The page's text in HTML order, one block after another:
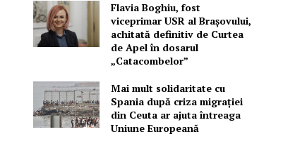
Flavia Boghiu, fost
viceprimar USR al Brașovului,
achitată definitiv de Curtea
de Apel în dosarul
„Catacombelor”
Mai mult solidaritate cu
Spania după criza migrației
din Ceuta ar ajuta întreaga
Uniune Europeană